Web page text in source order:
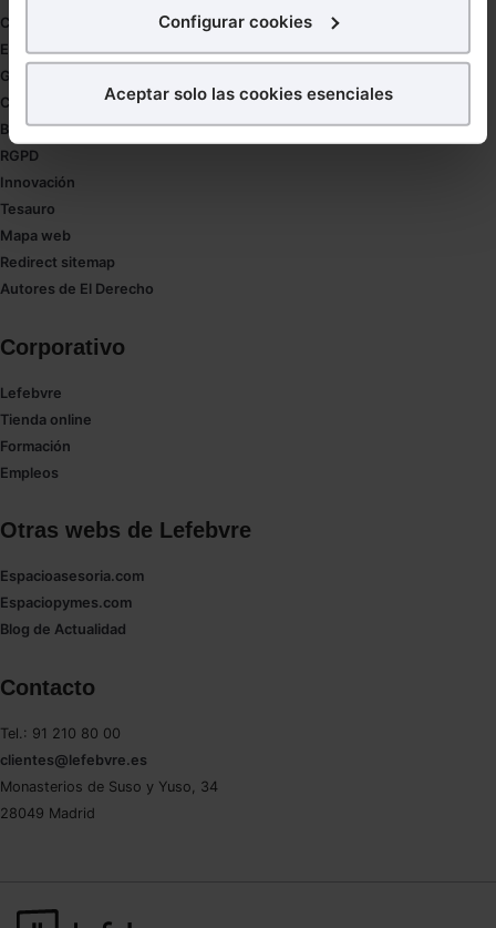
¿Qué puedes hacer?
en la web sea óptima
Puedes
todas las cookies excepto aquellas imprescindibles.
También puedes
seleccionar solo aquellas que quieras permitir en tu
navegador. Si no seleccionas ninguna utilizaremos
las que sean indispensables para la navegación.
Saber más acerca de las cookies
Configurar cookies
Aceptar solo las cookies esenciales
Coronavirus
Estudio de salud abogacía
Gestión de despachos
Compliance
Buenas Prácticas Tributarias
RGPD
Innovación
Tesauro
Mapa web
Redirect sitemap
Autores de El Derecho
Corporativo
Lefebvre
Tienda online
Formación
Empleos
Otras webs de Lefebvre
Espacioasesoria.com
Espaciopymes.com
Blog de Actualidad
Contacto
Tel.: 91 210 80 00
clientes@lefebvre.es
Monasterios de Suso y Yuso, 34
28049 Madrid